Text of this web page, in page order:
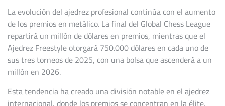
La evolución del ajedrez profesional continúa con el aumento
de los premios en metálico. La final del Global Chess League
repartirá un millón de dólares en premios, mientras que el
Ajedrez Freestyle otorgará 750.000 dólares en cada uno de
sus tres torneos de 2025, con una bolsa que ascenderá a un
millón en 2026.
Esta tendencia ha creado una división notable en el ajedrez